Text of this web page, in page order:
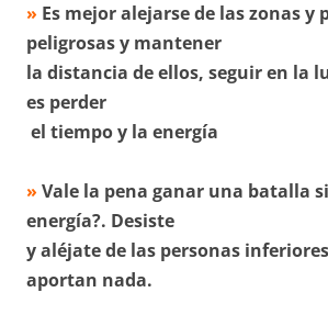
» Es mejor alejarse de las zonas y
peligrosas y mantener
la distancia de ellos, seguir en la
es perder
el tiempo y la energía
» Vale la pena ganar una batalla
energía?. Desiste
y aléjate de las personas
aportan nada.